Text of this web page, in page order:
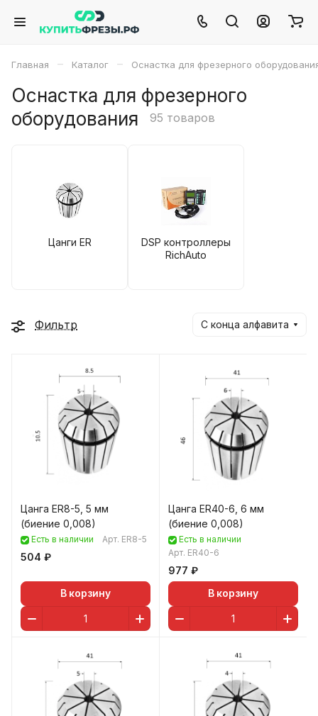
Главная – Каталог – Оснастка для фрезерного
Оснастка для фрезерного
оборудования
95 товаров
Цанги ER
DSP контроллеры
RichAuto
Фильтр С конца алфавита
Цанга ER8-5, 5 мм
(биение 0,008)
Есть в наличии Арт. ER8-5
504 ₽
В корзину
Цанга ER40-6, 6 мм
(биение 0,008)
Есть в наличии
Арт. ER40-6
977 ₽
В корзину